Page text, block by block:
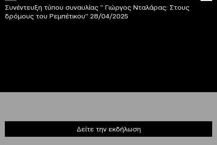
Συνέντευξη τύπου συναυλίας '' Γιώργος Νταλάρας: Στους
δρόμους του Ρεμπέτικου'' 28/04/2025
Δείτε την εκδήλωση